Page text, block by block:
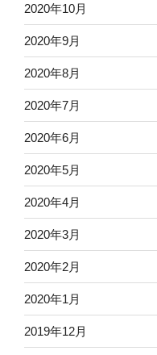
2020年10月
2020年9月
2020年8月
2020年7月
2020年6月
2020年5月
2020年4月
2020年3月
2020年2月
2020年1月
2019年12月